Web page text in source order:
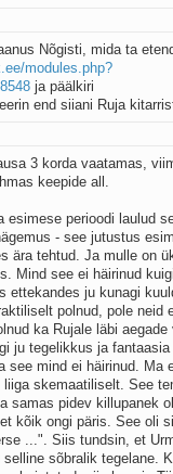
Nõgisti, mida ta
modules.php?
ja päälkiri
end siiani Ruja
3 korda vaatamas,
keepide all.
perioodi laulud
- see jutustus
ära tehtud. Ja mulle on
Mind see ei häirinud
ettekandes ju kunagi
polnud, pole neid
ka Rujale läbi aegade
ju tegelikkus ja
see mind ei häirinud. Ma
skemaatiliselt. See
samas pidev killupanek
kõik ongi päris. See oli
...". Siis tundsin, et
sõbralik tegelane.